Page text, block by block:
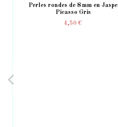
Perles rondes de 8 mm en Jaspe
Picasso Gris
4,50 €